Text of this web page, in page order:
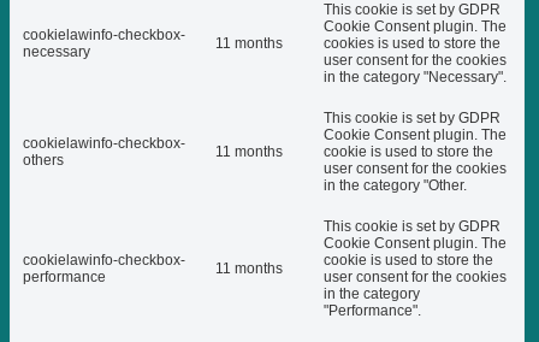
cookielawinfo-checkbox-
necessary
11 months
This cookie is set by GDPR
Cookie Consent plugin. The
cookies is used to store the
user consent for the cookies
in the category "Necessary".
cookielawinfo-checkbox-
others
11 months
This cookie is set by GDPR
Cookie Consent plugin. The
cookie is used to store the
user consent for the cookies
in the category "Other.
cookielawinfo-checkbox-
performance
11 months
This cookie is set by GDPR
Cookie Consent plugin. The
cookie is used to store the
user consent for the cookies
in the category
"Performance".